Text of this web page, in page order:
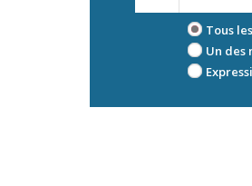
Tous
Un des